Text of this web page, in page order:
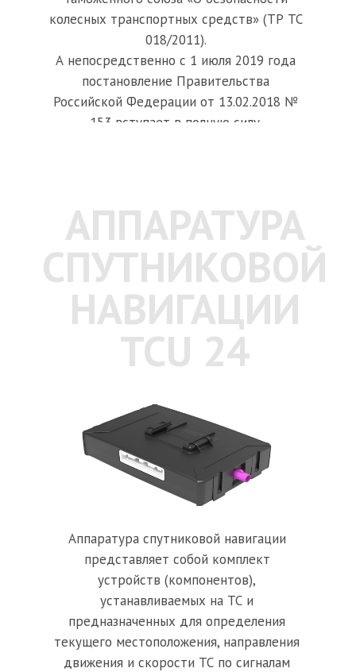
колесных транспортных средств» (ТР ТС
018/2011).
А непосредственно с 1 июля 2019 года
постановление Правительства
Российской Федерации от 13.02.2018 №
153 вступает в полную силу.
Аппаратура спутниковой навигации
представляет собой комплект
устройств (компонентов),
устанавливаемых на ТС и
предназначенных для определения
текущего местоположения, направления
движения и скорости ТС по сигналам
АППАРАТУРА
СПУТНИКОВОЙ
НАВИГАЦИИ
TCU 24